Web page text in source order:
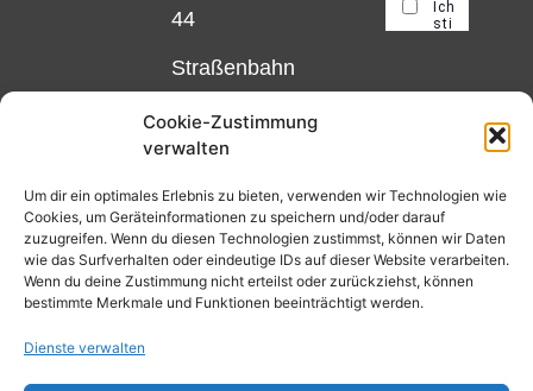
Cookie-Zustimmung
verwalten
Um dir ein optimales Erlebnis zu bieten, verwenden wir Technologien wie
Cookies, um Geräteinformationen zu speichern und/oder darauf
zuzugreifen. Wenn du diesen Technologien zustimmst, können wir Daten
wie das Surfverhalten oder eindeutige IDs auf dieser Website verarbeiten.
Wenn du deine Zustimmung nicht erteilst oder zurückziehst, können
bestimmte Merkmale und Funktionen beeinträchtigt werden.
Dienste verwalten
44
Straßenbahn
Linie 18
und 12,
Haltestelle
Matthias-
Beltz-
Platz
oder